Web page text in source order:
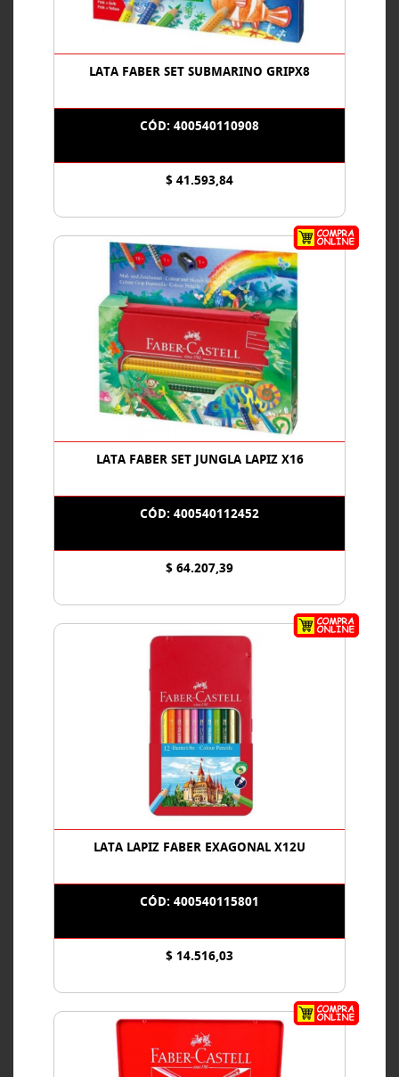
LATA FABER SET SUBMARINO GRIPX8
CÓD: 400540110908
$ 41.593,84
LATA FABER SET JUNGLA LAPIZ X16
CÓD: 400540112452
$ 64.207,39
LATA LAPIZ FABER EXAGONAL X12U
CÓD: 400540115801
$ 14.516,03